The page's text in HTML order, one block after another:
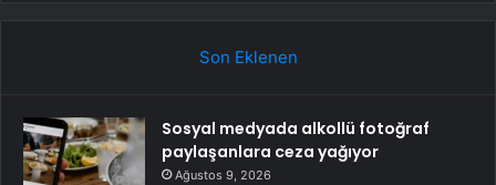
Son Eklenen
Sosyal medyada alkollü fotoğraf
paylaşanlara ceza yağıyor
Ağustos 9, 2026